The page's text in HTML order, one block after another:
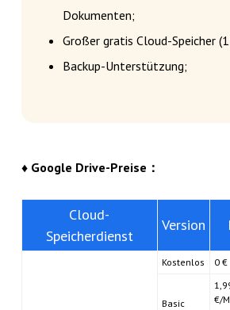
Dokumenten;
Großer gratis Cloud-Speicher
Backup-Unterstützung;
♦ Google Drive-Preise：
Cloud-
Speicherdienst
Version
Kostenlos 0 €
Basic
€/